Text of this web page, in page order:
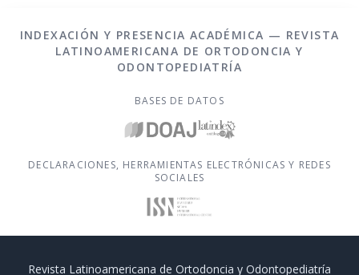
INDEXACIÓN Y PRESENCIA ACADÉMICA — REVISTA
LATINOAMERICANA DE ORTODONCIA Y
ODONTOPEDIATRÍA
BASES DE DATOS
DECLARACIONES, HERRAMIENTAS ELECTRÓNICAS Y REDES
SOCIALES
Revista Latinoamericana de Ortodoncia y Odontopediatría